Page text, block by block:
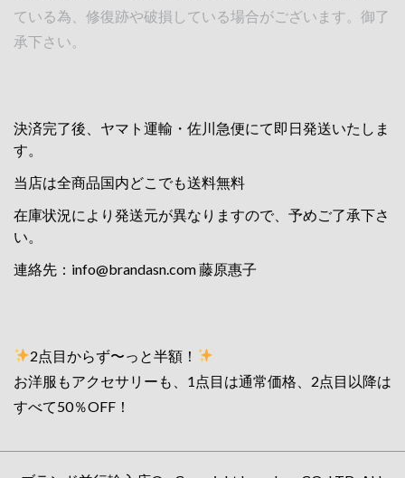
ている為、修復跡や破損している場合がございます。御了
承下さい。
決済完了後、ヤマト運輸・佐川急便にて即日発送いたしま
す。
当店は全商品国内どこでも送料無料
在庫状況により発送元が異なりますので、予めご了承下さ
い。
連絡先： info@brandasn.com藤原惠子
2点目からず〜っと半額！
お洋服もアクセサリーも、1点目は通常価格、2点目以降は
すべて50％OFF！